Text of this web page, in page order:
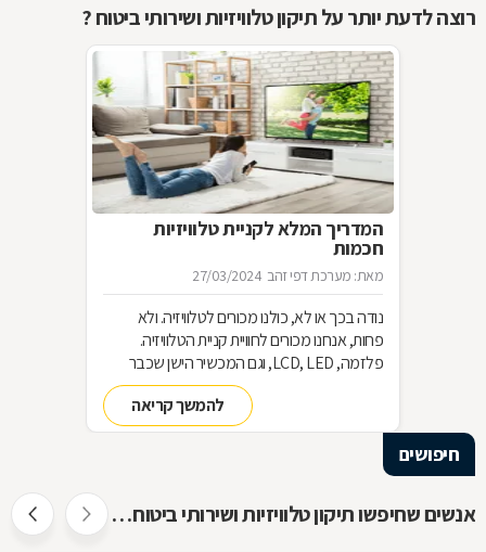
רוצה לדעת יותר על תיקון טלוויזיות ושירותי ביטוח ?
המדריך המלא לקניית טלוויזיות
חכמות
מאת: מערכת דפי זהב 27/03/2024
נודה בכך או לא, כולנו מכורים לטלוויזיה. ולא
פחות, אנחנו מכורים לחוויית קניית הטלוויזיה.
פלזמה, LCD, LED, וגם המכשיר הישן שכבר
שכחנו את שמו. כל כך הרבה אפשרויות וכל כך
מעט זמן. אז בשביל זה אנחנו כאןלהמשך קריאה
חיפושים
אנשים שחיפשו תיקון טלוויזיות ושירותי ביטוח חיפשו גם